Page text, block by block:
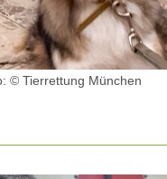
© Tierrettung München